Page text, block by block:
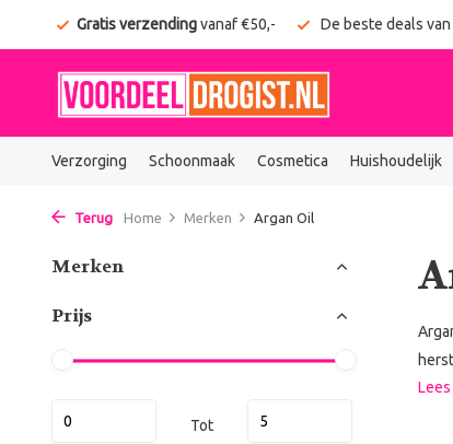
Gratis verzendingvanaf €50,- De beste deals van
Verzorging Schoonmaak Cosmetica Huishoudelijk
Terug Home Merken Argan Oil
Merken
Prijs
Tot